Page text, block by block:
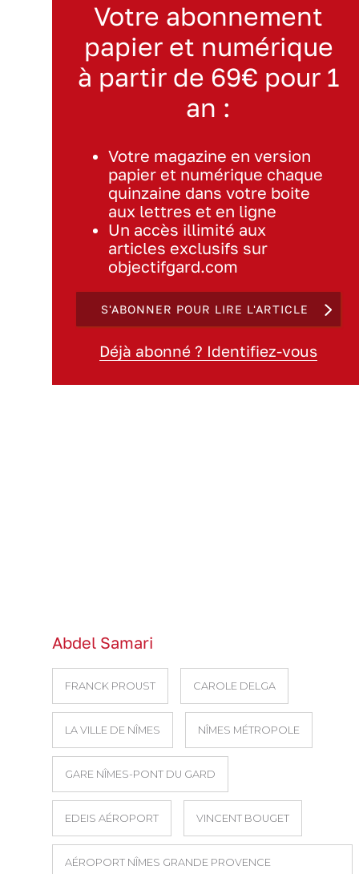
Votre abonnement
papier et numérique
à partir de 69€ pour 1
an :
Votre magazine en version
papier et numérique chaque
quinzaine dans votre boite
aux lettres et en ligne
Un accès illimité aux
articles exclusifs sur
objectifgard.com
S'ABONNER POUR LIRE L'ARTICLE
Déjà abonné ? Identifiez-vous
Abdel Samari
FRANCK PROUST CAROLE DELGA
LA VILLE DE NÎMES NÎMES MÉTROPOLE
GARE NÎMES-PONT DU GARD
EDEIS AÉROPORT VINCENT BOUGET
AÉROPORT NÎMES GRANDE PROVENCE